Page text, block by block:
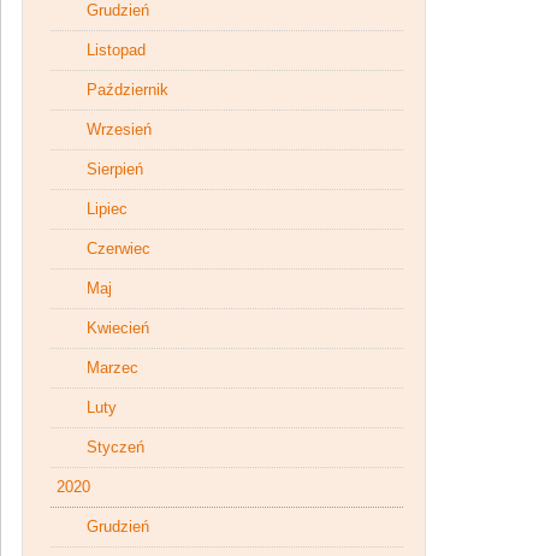
Grudzień
Listopad
Październik
Wrzesień
Sierpień
Lipiec
Czerwiec
Maj
Kwiecień
Marzec
Luty
Styczeń
2020
Grudzień